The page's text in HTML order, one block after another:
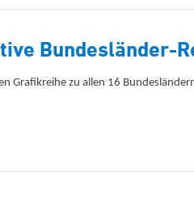
Bundesländer-
Grafikreihe zu allen 16